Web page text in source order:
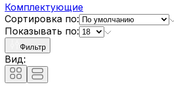
Комплектующие
Сортировка по:
Показывать по:
Фильтр
Вид: